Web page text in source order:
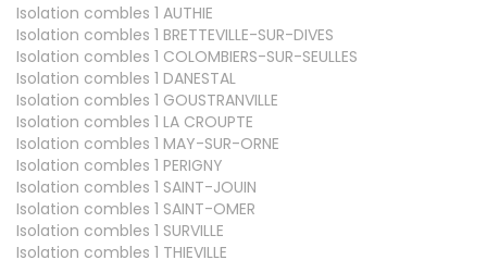
Isolation combles 1 AUTHIE
Isolation combles 1 BRETTEVILLE-SUR-DIVES
Isolation combles 1 COLOMBIERS-SUR-SEULLES
Isolation combles 1 DANESTAL
Isolation combles 1 GOUSTRANVILLE
Isolation combles 1 LA CROUPTE
Isolation combles 1 MAY-SUR-ORNE
Isolation combles 1 PERIGNY
Isolation combles 1 SAINT-JOUIN
Isolation combles 1 SAINT-OMER
Isolation combles 1 SURVILLE
Isolation combles 1 THIEVILLE